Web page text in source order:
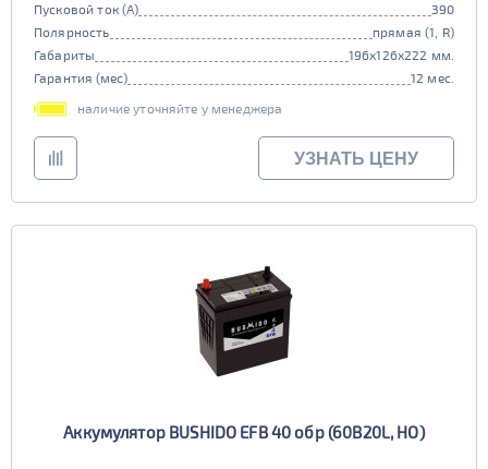
Пусковой ток (А)
390
Полярность
прямая (1, R)
Габариты
196x126x222 мм.
Гарантия (мес)
12 мес.
наличие уточняйте у менеджера
УЗНАТЬ ЦЕНУ
Аккумулятор BUSHIDO EFB 40 обр (60B20L, HO)